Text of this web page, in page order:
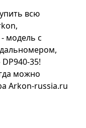
всю
модель с
35!
можно
Arkon-russia.ru